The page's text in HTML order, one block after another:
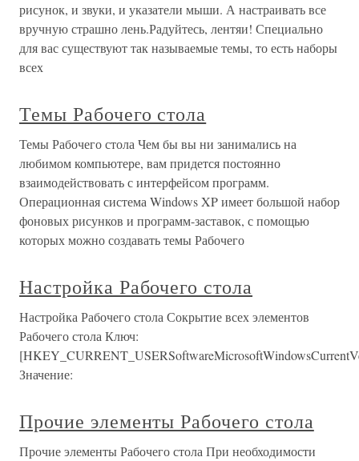
рисунок, и звуки, и указатели мыши. А настраивать все
вручную страшно лень.Радуйтесь, лентяи! Специально
для вас существуют так называемые темы, то есть наборы
всех
Темы Рабочего стола
Темы Рабочего стола Чем бы вы ни занимались на
любимом компьютере, вам придется постоянно
взаимодействовать с интерфейсом программ.
Операционная система Windows XP имеет большой набор
фоновых рисунков и программ-заставок, с помощью
которых можно создавать темы Рабочего
Настройка Рабочего стола
Настройка Рабочего стола Сокрытие всех элементов
Рабочего стола Ключ:
Значение:
Прочие элементы Рабочего стола
Прочие элементы Рабочего стола При необходимости